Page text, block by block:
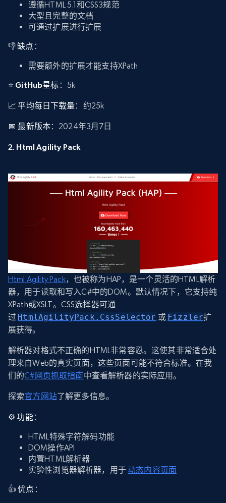
遵循HTML 5.1和CSS3规范
大型且完整的文档
可通过扩展进行扩展
👎缺点 ：
需要额外的扩展才能支持XPath
⭐ GitHub星标 ：5k
📈 平均每日下载量：约25k
📅 最新版本：2024年3月7日
2. Html Agility Pack
Html Agility Pack，也被称为HAP，是一个灵活的HTML解析
器，用于读取和写入C#中的DOM。默认情况下，它支持纯
XPath或XSLT。CSS选择器可通
过 HtmlAgilityPack.CssSelector 或 Fizzler扩
展获得。
解析器对格式不正确的HTML非常容忍。这使其非常适合处
理来自Web的真实页面，这些页面可能不符合标准。在我
们的C#网页抓取指南中查看解析器的实际应用。
探索官方网站了解更多信息。
⚙️ 功能：
HTML特殊字符解码功能
DOM操作API
内置HTML解析器
实验性浏览器解析器，用于动态内容页面
👍优点 ：